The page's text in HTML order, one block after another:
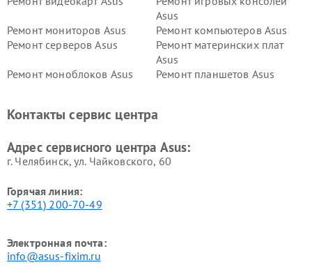
Asus
Ремонт мониторов Asus
Ремонт компьютеров Asus
Ремонт серверов Asus
Ремонт материнских плат
Asus
Ремонт моноблоков Asus
Ремонт планшетов Asus
Контакты сервис центра
Адрес сервисного центра Asus:
г. Челябинск, ул. Чайковского, 60
Горячая линия:
+7 (351) 200-70-49
Электронная почта:
info@asus-fixim.ru